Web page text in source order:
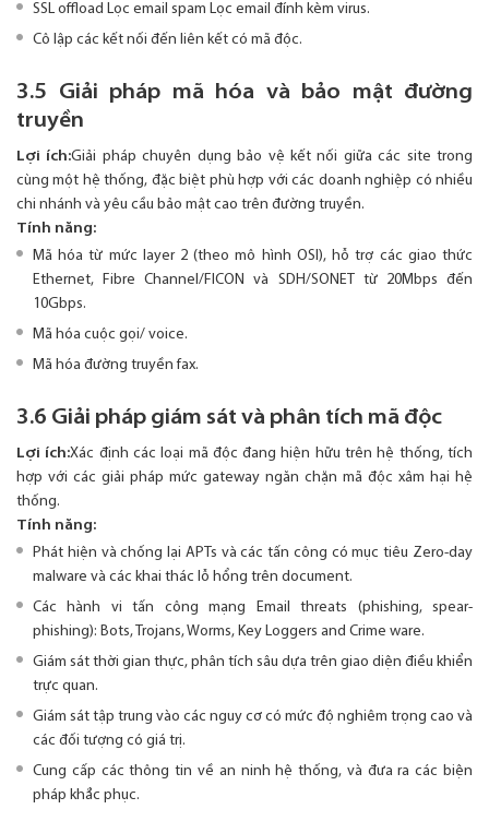
SSL offload Lọc email spam Lọc email đính kèm virus.
Cô lập các kết nối đến liên kết có mã độc.
3.5 Giải pháp mã hóa và bảo mật đường
truyền
Lợi ích:Giải pháp chuyên dụng bảo vệ kết nối giữa các site trong
cùng một hệ thống, đặc biệt phù hợp với các doanh nghiệp có nhiều
chi nhánh và yêu cầu bảo mật cao trên đường truyền.
Tính năng:
Mã hóa từ mức layer 2 (theo mô hình OSI), hỗ trợ các giao thức
Ethernet, Fibre Channel/FICON và SDH/SONET từ 20Mbps đến
10Gbps.
Mã hóa cuộc gọi/ voice.
Mã hóa đường truyền fax.
3.6 Giải pháp giám sát và phân tích mã độc
Lợi ích:Xác định các loại mã độc đang hiện hữu trên hệ thống, tích
hợp với các giải pháp mức gateway ngăn chặn mã độc xâm hại hệ
thống.
Tính năng:
Phát hiện và chống lại APTs và các tấn công có mục tiêu Zero-day
malware và các khai thác lỗ hổng trên document.
Các hành vi tấn công mạng Email threats (phishing, spear-
phishing): Bots, Trojans, Worms, Key Loggers and Crime ware.
Giám sát thời gian thực, phân tích sâu dựa trên giao diện điều khiển
trực quan.
Giám sát tập trung vào các nguy cơ có mức độ nghiêm trọng cao và
các đối tượng có giá trị.
Cung cấp các thông tin về an ninh hệ thống, và đưa ra các biện
pháp khắc phục.